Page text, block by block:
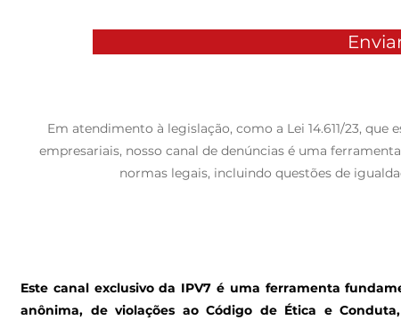
Em atendimento à legislação, como a Lei 14.611/23,
empresariais, nosso canal de denúncias é uma
normas legais, incluindo questões de
Este canal exclusivo da IPV7 é uma ferramenta
anônima, de violações ao Código de Ética e